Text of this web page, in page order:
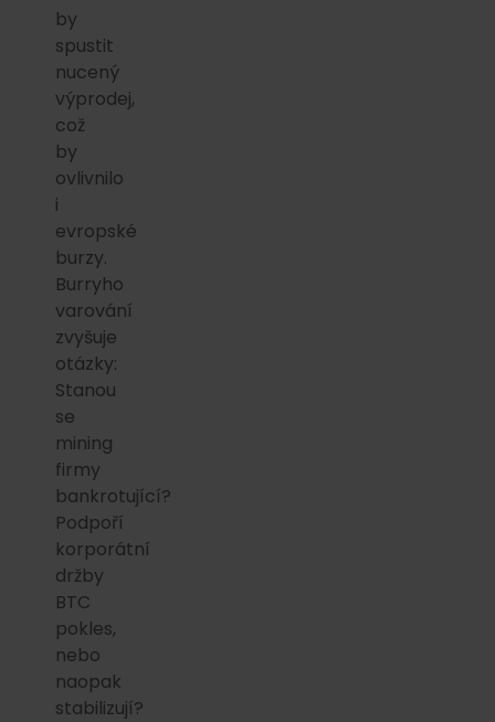
by
spustit
nucený
výprodej,
což
by
ovlivnilo
i
evropské
burzy.
Burryho
varování
zvyšuje
otázky:
Stanou
se
mining
firmy
bankrotující?
Podpoří
korporátní
držby
BTC
pokles,
nebo
naopak
stabilizují?